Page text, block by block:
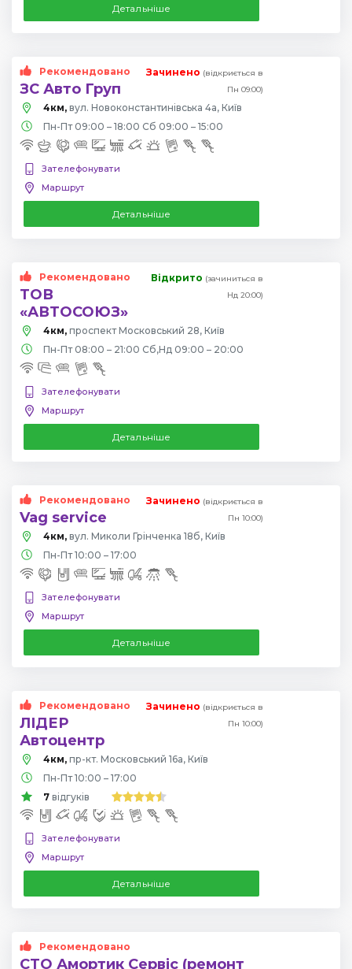
Детальніше
Рекомендовано
ЗС Авто Груп
Зачинено (відкриється в
Пн 09:00)
4км, вул. Новоконстантинівська 4а, Київ
Пн-Пт 09:00 – 18:00 Сб 09:00 – 15:00
Зателефонувати
Маршрут
Детальніше
Рекомендовано
ТОВ
«АВТОСОЮЗ»
Відкрито (зачиниться в
Нд 20:00)
4км, проспект Московський 28, Київ
Пн-Пт 08:00 – 21:00 Сб,Нд 09:00 – 20:00
Зателефонувати
Маршрут
Детальніше
Рекомендовано
Vag service
Зачинено (відкриється в
Пн 10:00)
4км, вул. Миколи Грінченка 18б, Київ
Пн-Пт 10:00 – 17:00
Зателефонувати
Маршрут
Детальніше
Рекомендовано
ЛІДЕР
Автоцентр
Зачинено (відкриється в
Пн 10:00)
4км, пр-кт. Московський 16а, Київ
Пн-Пт 10:00 – 17:00
7 відгуків
Зателефонувати
Маршрут
Детальніше
Рекомендовано
СТО Амортик Сервіс (ремонт